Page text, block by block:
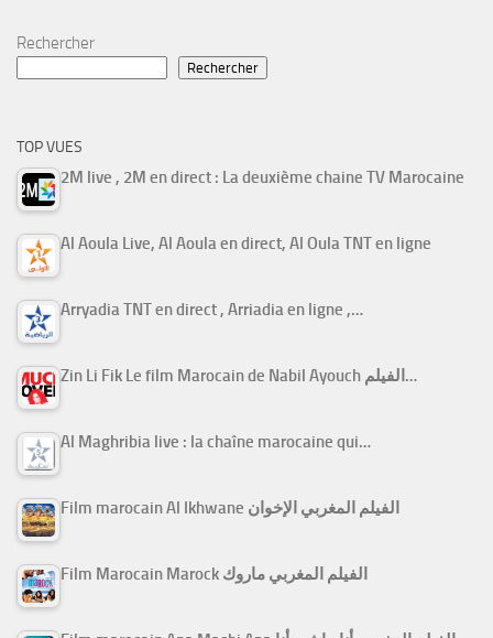
Rechercher
Rechercher
TOP VUES
2M live , 2M en direct : La deuxième chaine TV Marocaine
Al Aoula Live, Al Aoula en direct, Al Oula TNT en ligne
Arryadia TNT en direct , Arriadia en ligne ,…
Zin Li Fik Le film Marocain de Nabil Ayouch الفيلم…
Al Maghribia live : la chaîne marocaine qui…
Film marocain Al Ikhwane الفيلم المغربي الإخوان
Film Marocain Marock الفيلم المغربي ماروك